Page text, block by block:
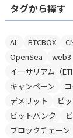
タグから探す
AL BTCBOX
OpenSea
web3
イーサリアム（
キャンペーン
デメリット
ビ
ビットバンク
ブロックチェーン